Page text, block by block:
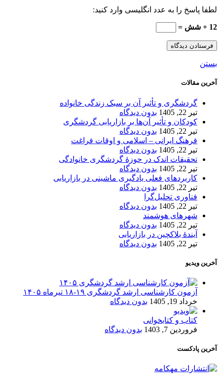
لطفا پاسخ را به عدد انگلیسی وارد کنید:
12 + شش =
بستن
آخرین مقالات
گردشگری و تأثیر آن بر سبک زندگی خانواده
تیر 22, 1405
بدون دیدگاه
کودکان و تأثیر آن‌ها بر بازاریابی گردشگری
تیر 22, 1405
بدون دیدگاه
فرهنگ ایرانی – اسلامی و اوقات فراغت
تیر 22, 1405
بدون دیدگاه
تحقیقات اندک در حوزۀ گردشگری خانوادگی
تیر 22, 1405
بدون دیدگاه
کاربردهای فعلی یادگیری ماشینی در بازاریابی
تیر 22, 1405
بدون دیدگاه
فناوری تحلیل‌گرا
تیر 22, 1405
بدون دیدگاه
شهرهای هوشمند
تیر 22, 1405
بدون دیدگاه
آیندۀ بلاکچین در بازاریابی
تیر 22, 1405
بدون دیدگاه
آخرین ویدیو
آزمون کارشناسی ارشد گردشگری ۱۹-۱۸ تیرماه ۱۴۰۵
خرداد 19, 1405
بدون دیدگاه
کتاب و کتابخوانی
فروردین 7, 1403
بدون دیدگاه
آخرین پادکست